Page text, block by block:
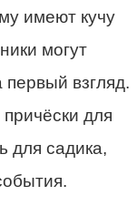
имеют кучу
могут
взгляд.
для
для садика,